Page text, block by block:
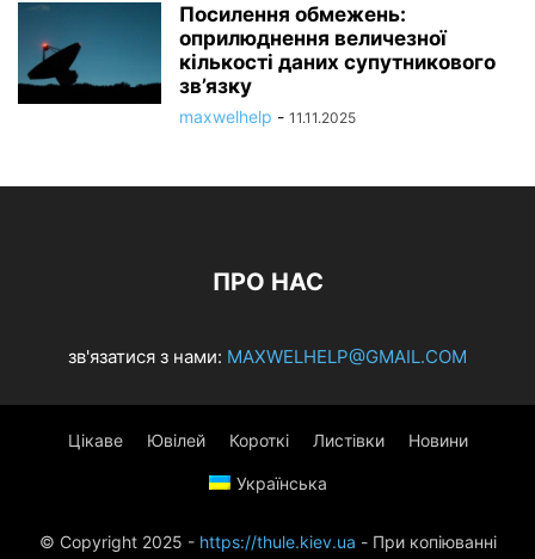
Посилення обмежень:
оприлюднення величезної
кількості даних супутникового
зв’язку
maxwelhelp - 11.11.2025
ПРО НАС
зв'язатися з нами: MAXWELHELP@GMAIL.COM
Цікаве Ювілей Короткі Листівки Новини
Українська
© Copyright 2025 - https://thule.kiev.ua - При копіюванні